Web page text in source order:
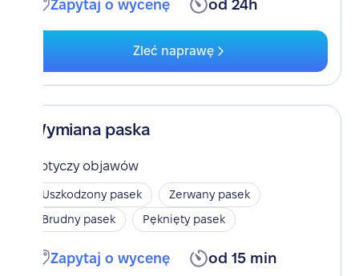
Zapytaj o wycenę od 24h
Zleć naprawę
Wymiana paska
Dotyczy objawów
Uszkodzony pasek
Zerwany pasek
Brudny pasek
Pęknięty pasek
Zapytaj o wycenę od 15 min